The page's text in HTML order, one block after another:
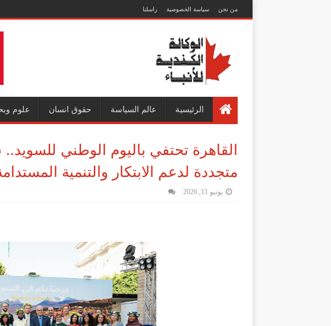
من نحن سياسة الخصوصية راسلنا
الرئيسية عالم السياسة حقوق انسان علوم
القاهرة تحتفي باليوم الوطني
متجددة لدعم الابتكار والتنمية
يونيو 11, 2026